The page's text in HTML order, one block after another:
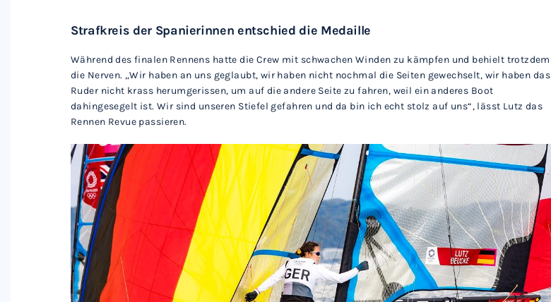
Strafkreis der Spanierinnen entschied die Medaille
Während des finalen Rennens hatte die Crew mit schwachen Winden zu kämpfen und behielt trotzdem
die Nerven. „Wir haben an uns geglaubt, wir haben nicht nochmal die Seiten gewechselt, wir haben das
Ruder nicht krass herumgerissen, um auf die andere Seite zu fahren, weil ein anderes Boot
dahingesegelt ist. Wir sind unseren Stiefel gefahren und da bin ich echt stolz auf uns“, lässt Lutz das
Rennen Revue passieren.